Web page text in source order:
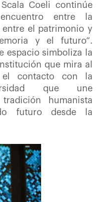
Coeli continúe
entre la
el patrimonio y
y el futuro”.
espacio simboliza la
que mira al
contacto con la
que une
humanista
futuro desde la